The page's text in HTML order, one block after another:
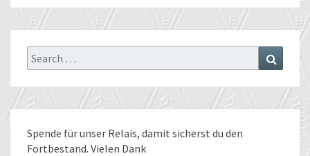
Search
for:
Spende für unser Relais, damit sicherst du den
Fortbestand. Vielen Dank